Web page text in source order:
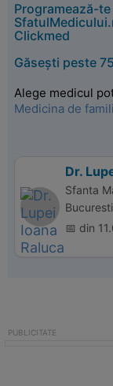
Programează-
Clickmed
Găsești peste
Alege medicul
Medicina de
Dr.
Sfanta
Bucuresti
📅 din